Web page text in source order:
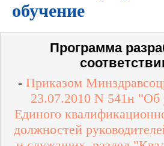
обучение
Программа
- Приказом
23.07.2010 N 541н "Об
Единого
должностей